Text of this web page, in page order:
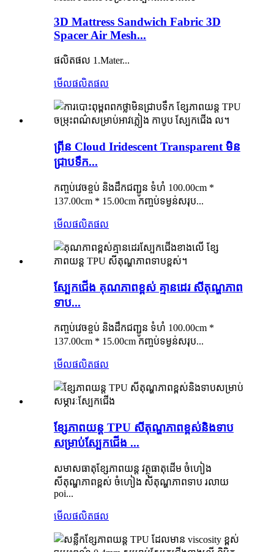
3D Mattress Sandwich Fabric 3D
Spacer Air Mesh...
ផលិតផល 1.Mater...
មើលផលិតផល
ព្រីន Cloud Iridescent Transparent មិន
ជ្រាបទឹក...
កញ្ចប់វេចខ្ចប់ និងដឹកជញ្ជូន ទំហំ 100.00cm *
137.00cm * 15.00cm កញ្ចប់ទម្ងន់សរុប...
មើលផលិតផល
ស្បែកជើង គុណភាពខ្ពស់ គ្មានដេរ សីតុណ្ហភាព
ទាប...
កញ្ចប់វេចខ្ចប់ និងដឹកជញ្ជូន ទំហំ 100.00cm *
137.00cm * 15.00cm កញ្ចប់ទម្ងន់សរុប...
មើលផលិតផល
ខ្សែភាពយន្ត TPU សីតុណ្ហភាពខ្ពស់និងទាប
សម្រាប់ស្បែកជើង ...
សមាសធាតុខ្សែភាពយន្ត វត្ថុធាតុដើម ចំហៀង
សីតុណ្ហភាពខ្ពស់ ចំហៀង សីតុណ្ហភាពទាប រលាយ
poi...
មើលផលិតផល